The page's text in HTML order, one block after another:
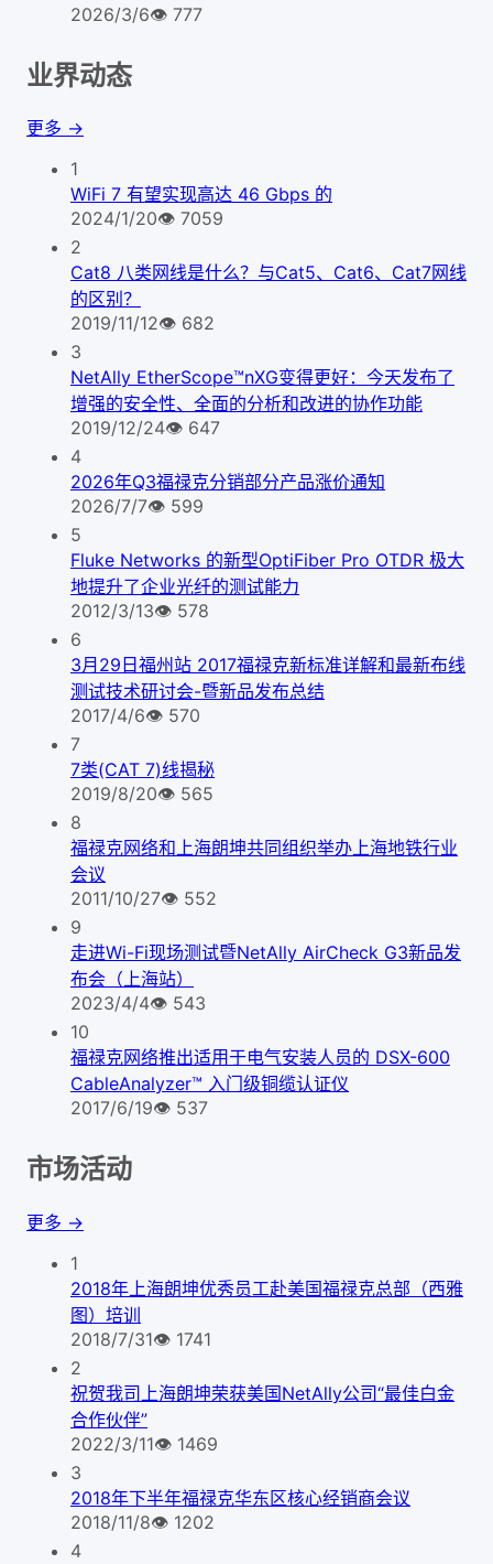
2026/3/6👁 777
业界动态
更多 →
1
WiFi 7 有望实现高达 46 Gbps 的
2024/1/20👁 7059
2
Cat8 八类网线是什么？与Cat5、Cat6、Cat7网线
的区别？
2019/11/12👁 682
3
NetAlly EtherScope™nXG变得更好：今天发布了
增强的安全性、全面的分析和改进的协作功能
2019/12/24👁 647
4
2026年Q3福禄克分销部分产品涨价通知
2026/7/7👁 599
5
Fluke Networks 的新型OptiFiber Pro OTDR 极大
地提升了企业光纤的测试能力
2012/3/13👁 578
6
3月29日福州站 2017福禄克新标准详解和最新布线
测试技术研讨会-暨新品发布总结
2017/4/6👁 570
7
7类(CAT 7)线揭秘
2019/8/20👁 565
8
福禄克网络和上海朗坤共同组织举办上海地铁行业
会议
2011/10/27👁 552
9
走进Wi-Fi现场测试暨NetAlly AirCheck G3新品发
布会（上海站）
2023/4/4👁 543
10
福禄克网络推出适用于电气安装人员的 DSX-600
CableAnalyzer™ 入门级铜缆认证仪
2017/6/19👁 537
市场活动
更多 →
1
2018年上海朗坤优秀员工赴美国福禄克总部（西雅
图）培训
2018/7/31👁 1741
2
祝贺我司上海朗坤荣获美国NetAlly公司“最佳白金
合作伙伴”
2022/3/11👁 1469
3
2018年下半年福禄克华东区核心经销商会议
2018/11/8👁 1202
4